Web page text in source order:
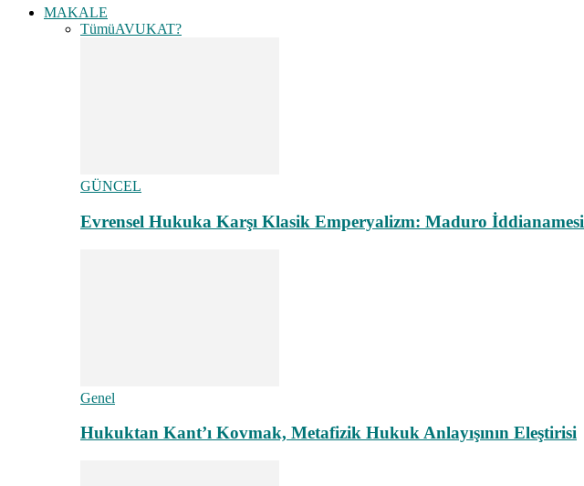
MAKALE
TümüAVUKAT?
GÜNCEL
Evrensel Hukuka Karşı Klasik Emperyalizm: Maduro İddianamesi
Genel
Hukuktan Kant’ı Kovmak, Metafizik Hukuk Anlayışının Eleştirisi